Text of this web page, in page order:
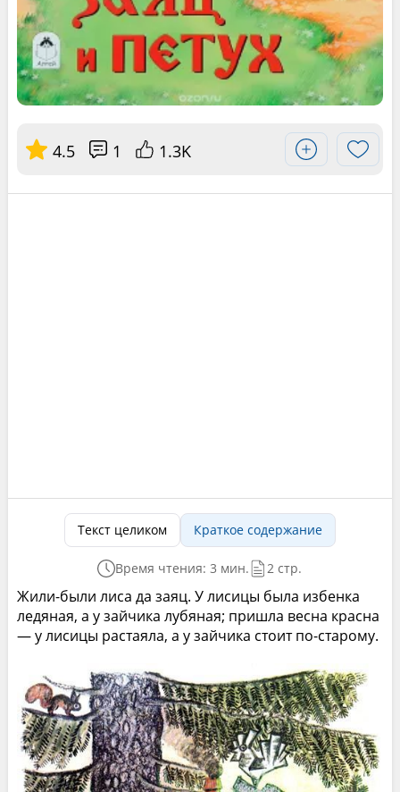
4.5 1 1.3K
Текст целиком Краткое содержание
Время чтения: 3 мин. 2 стр.
Жили-были лиса да заяц. У лисицы была избенка
ледяная, а у зайчика лубяная; пришла весна красна
— у лисицы растаяла, а у зайчика стоит по-старому.